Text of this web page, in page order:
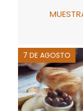
7 DE AGOSTO